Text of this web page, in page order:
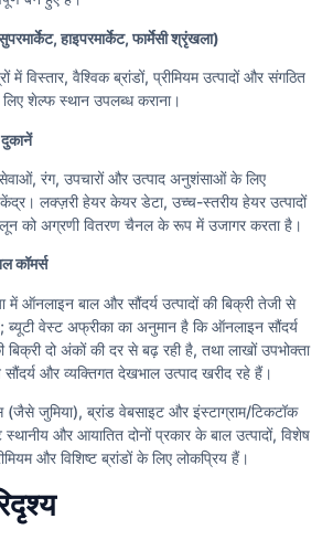
हाइपरमार्केट, फार्मेसी श्रृंखला)
में विस्तार, वैश्विक ब्रांडों, प्रीमियम उत्पादों और संगठित
शेल्फ स्थान उपलब्ध कराना।
रंग, उपचारों और उत्पाद अनुशंसाओं के लिए
केंद्र। लक्ज़री हेयर केयर डेटा, उच्च-स्तरीय हेयर उत्पादों
को अग्रणी वितरण चैनल के रूप में उजागर करता है।
कॉमर्स
में ऑनलाइन बाल और सौंदर्य उत्पादों की बिक्री तेजी से
ब्यूटी वेस्ट अफ्रीका का अनुमान है कि ऑनलाइन सौंदर्य
बिक्री दो अंकों की दर से बढ़ रही है, तथा लाखों उपभोक्ता
और व्यक्तिगत देखभाल उत्पाद खरीद रहे हैं।
(जैसे जुमिया), ब्रांड वेबसाइट और इंस्टाग्राम/टिकटॉक
स्थानीय और आयातित दोनों प्रकार के बाल उत्पादों, विशेष
और विशिष्ट ब्रांडों के लिए लोकप्रिय हैं।